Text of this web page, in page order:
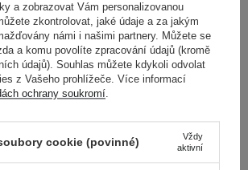
Water
-
DOPORUČENO KOSMETOLOGY
Feed On - Prebiotický
a zobrazovat Vám personalizovanou
zkontrolovat, jaké údaje a za jakým
námi i našimi partnery. Můžete se
a komu povolíte zpracování údajů (kromě
údajů). Souhlas můžete kdykoli odvolat
z Vašeho prohlížeče. Více informací
ochrany soukromí.
cookie (povinné)
Vždy
aktivní